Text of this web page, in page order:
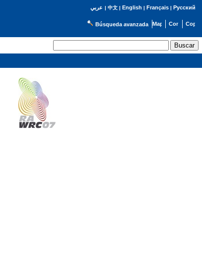
عربي | 中文| English | Français| Русский
Búsqueda avanzada